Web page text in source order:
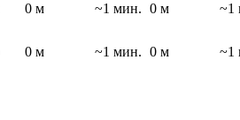
0 м ~1 мин. 0 м
~1
0 м ~1 мин. 0 м ~1